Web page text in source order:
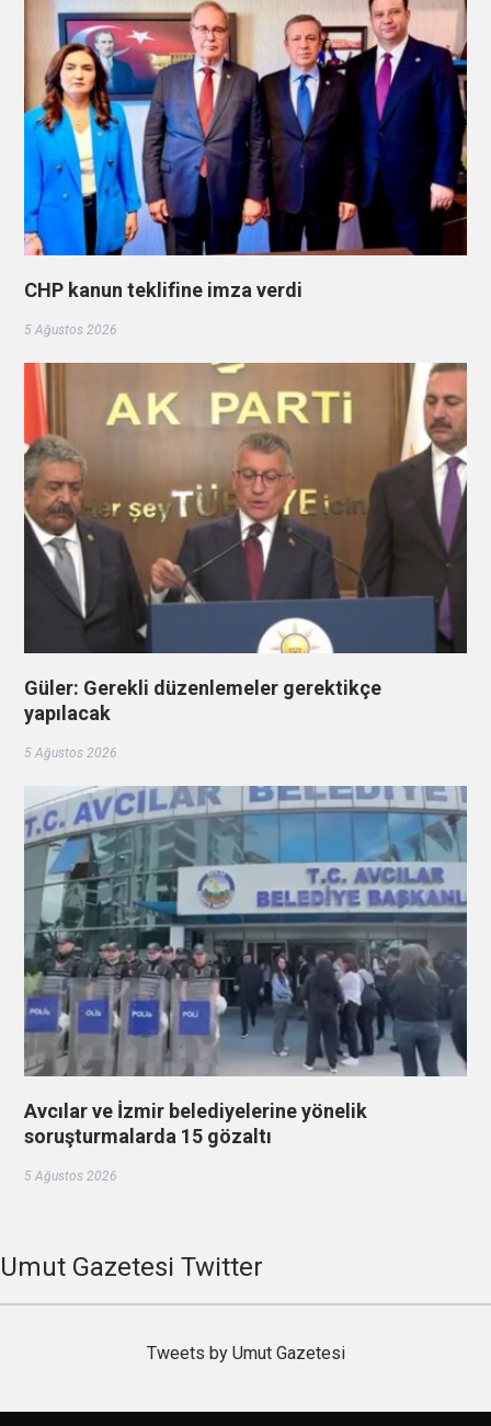
CHP kanun teklifine imza verdi
5 Ağustos 2026
Güler: Gerekli düzenlemeler gerektikçe
yapılacak
5 Ağustos 2026
Avcılar ve İzmir belediyelerine yönelik
soruşturmalarda 15 gözaltı
5 Ağustos 2026
Umut Gazetesi Twitter
Tweets by Umut Gazetesi